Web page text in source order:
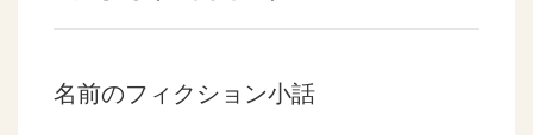
名前のフィクション小話